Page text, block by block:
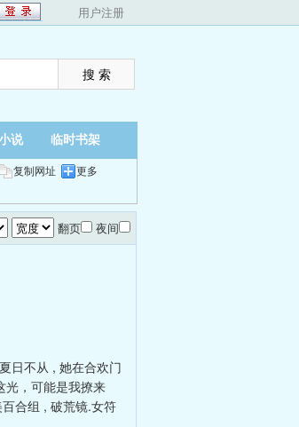
用户注册
说 临时书架
复制网址 更多
翻页 夜间
夏日不从 , 她在合欢门
光，可能是我撩来
合组 , 破荒镜.女符